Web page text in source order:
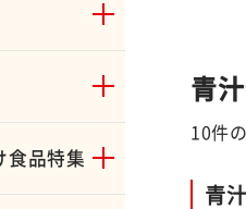
食品特集
青
10件
青